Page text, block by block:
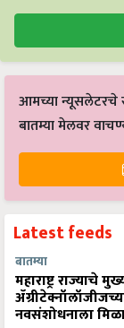
आमच्या न्यूसलेटरचे
बातम्या मेलवर
Latest feeds
बातम्या
महाराष्ट्र राज्याचे
नवसंशोधनाला